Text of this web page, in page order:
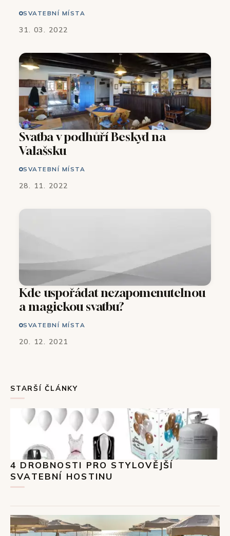
SVATEBNÍ MÍSTA
31. 03. 2022
Svatba v podhůří Beskyd na
Valašsku
SVATEBNÍ MÍSTA
28. 11. 2022
Kde uspořádat nezapomenutelnou
a magickou svatbu?
SVATEBNÍ MÍSTA
20. 12. 2021
STARŠÍ ČLÁNKY
4 DROBNOSTI PRO STYLOVĚJŠÍ
SVATEBNÍ HOSTINU